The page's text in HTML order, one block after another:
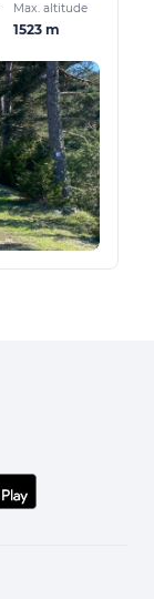
Max. altitude
1523 m